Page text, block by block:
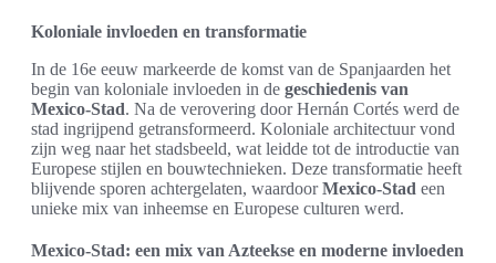
Koloniale invloeden en transformatie
In de 16e eeuw markeerde de komst van de Spanjaarden het
begin van koloniale invloeden in de geschiedenis van
Mexico-Stad. Na de verovering door Hernán Cortés werd de
stad ingrijpend getransformeerd. Koloniale architectuur vond
zijn weg naar het stadsbeeld, wat leidde tot de introductie van
Europese stijlen en bouwtechnieken. Deze transformatie heeft
blijvende sporen achtergelaten, waardoorMexico-Stad een
unieke mix van inheemse en Europese culturen werd.
Mexico-Stad: een mix van Azteekse en moderne invloeden